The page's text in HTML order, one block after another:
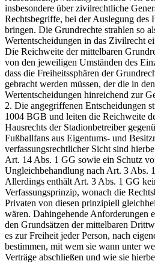
insbesondere über zivilrechtliche
Rechtsbegriffe, bei der Auslegung des
bringen. Die Grundrechte strahlen so
Wertentscheidungen in das Zivilrecht
Die Reichweite der mittelbaren
von den jeweiligen Umständen des
dass die Freiheitssphären der
gebracht werden müssen, der die in
Wertentscheidungen hinreichend zur
2. Die angegriffenen Entscheidungen
1004 BGB und leiten die Reichweite
Hausrechts der Stadionbetreiber
Fußballfans aus Eigentums- und
verfassungsrechtlicher Sicht sind
Art. 14 Abs. 1 GG sowie ein Schutz
Ungleichbehandlung nach Art. 3 Abs.
Allerdings enthält Art. 3 Abs. 1 GG
Verfassungsprinzip, wonach die
Privaten von diesen prinzipiell
wären. Dahingehende Anforderungen
den Grundsätzen der mittelbaren
es zur Freiheit jeder Person, nach
bestimmen, mit wem sie wann unter
Verträge abschließen und wie sie